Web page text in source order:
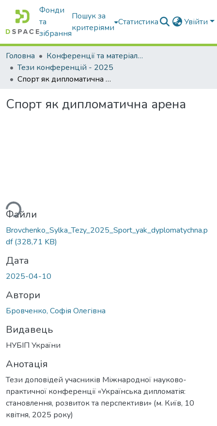
Фонди
та
зібрання
Пошук за
критеріями
Статистика Увійти
Головна
Конференції та матеріали конференцій
Тези конференцій - 2025
Спорт як дипломатична арена
Спорт як дипломатична арена
Файли
Brovchenko_Sylka_Tezy_2025_Sport_yak_dyplomatychna.p
df(328,71 KB)
Дата
2025-04-10
Автори
Бровченко, Софія Олегівна
Видавець
НУБІП України
Анотація
Тези доповідей учасників Міжнародної науково-
практичної конференції «Українська дипломатія:
становлення, розвиток та перспективи» (м. Київ, 10
квітня, 2025 року)